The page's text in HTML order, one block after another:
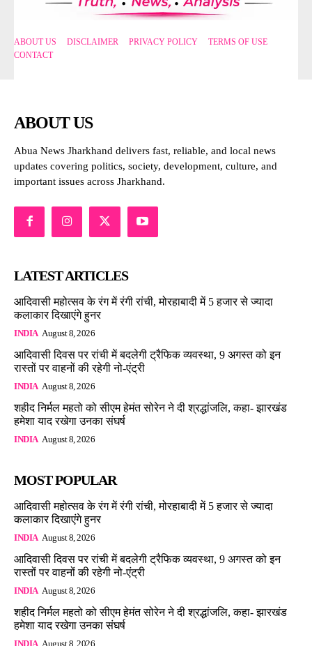
ABOUT US DISCLAIMER PRIVACY POLICY
TERMS OF USE
CONTACT
ABOUT US
Abua News Jharkhand delivers fast, reliable, and local news
updates covering politics, society, development, culture, and
important issues across Jharkhand.
LATEST ARTICLES
आदिवासी महोत्सव के रंग में रंगी रांची, मोरहाबादी में 5 हजार से ज्यादा
कलाकार दिखाएंगे हुनर
INDIA August 8, 2026
आदिवासी दिवस पर रांची में बदलेगी ट्रैफिक व्यवस्था, 9 अगस्त को इन
रास्तों पर वाहनों की रहेगी नो-एंट्री
INDIA August 8, 2026
शहीद निर्मल महतो को सीएम हेमंत सोरेन ने दी श्रद्धांजलि, कहा- झारखंड
हमेशा याद रखेगा उनका संघर्ष
INDIA August 8, 2026
MOST POPULAR
आदिवासी महोत्सव के रंग में रंगी रांची, मोरहाबादी में 5 हजार से ज्यादा
कलाकार दिखाएंगे हुनर
INDIA August 8, 2026
आदिवासी दिवस पर रांची में बदलेगी ट्रैफिक व्यवस्था, 9 अगस्त को इन
रास्तों पर वाहनों की रहेगी नो-एंट्री
INDIA August 8, 2026
शहीद निर्मल महतो को सीएम हेमंत सोरेन ने दी श्रद्धांजलि, कहा- झारखंड
हमेशा याद रखेगा उनका संघर्ष
INDIA August 8, 2026